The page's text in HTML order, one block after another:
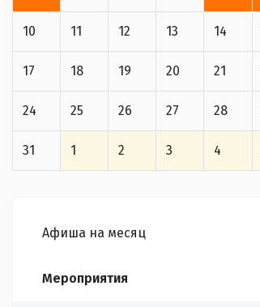
10 11 12 13 14
17 18 19 20 21
24 25 26 27 28
31 1 2 3 4
Афиша на месяц
Мероприятия